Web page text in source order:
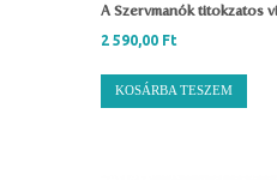
A Szervmanók titokzatos
2 590,00 Ft
KOSÁRBA TESZEM